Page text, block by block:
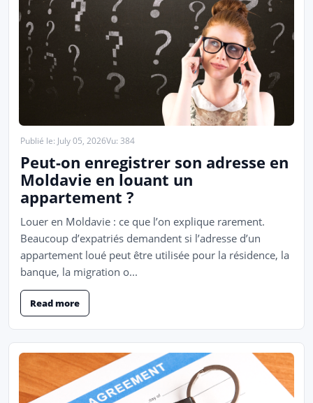
Publié le: July 05, 2026Vu: 384
Peut-on enregistrer son adresse en
Moldavie en louant un
appartement ?
Louer en Moldavie : ce que l’on explique rarement.
Beaucoup d’expatriés demandent si l’adresse d’un
appartement loué peut être utilisée pour la résidence, la
banque, la migration o...
Read more